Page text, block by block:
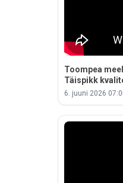
Toompea
Täispikk
6. juuni 2026